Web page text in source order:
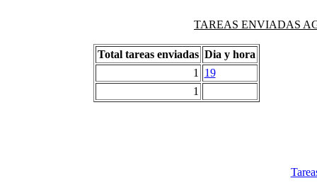
TAREAS ENVIADAS
Total tareas enviadas Dia y hora
1
19
1